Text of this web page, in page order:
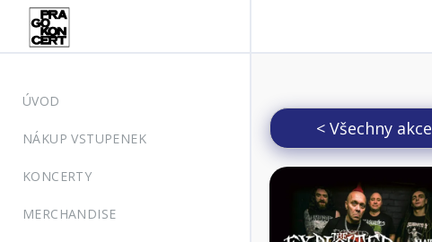
ÚVOD
NÁKUP VSTUPENEK
KONCERTY
MERCHANDISE
< Všechny akce